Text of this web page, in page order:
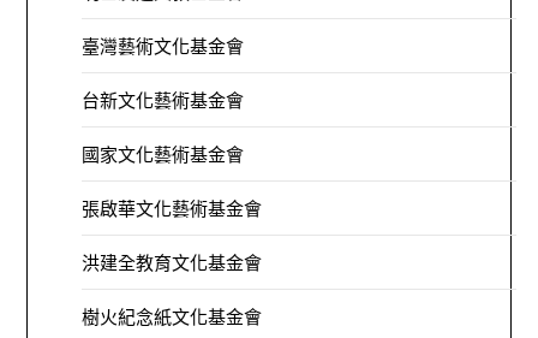
臺灣藝術文化基金會
台新文化藝術基金會
國家文化藝術基金會
張啟華文化藝術基金會
洪建全教育文化基金會
樹火紀念紙文化基金會